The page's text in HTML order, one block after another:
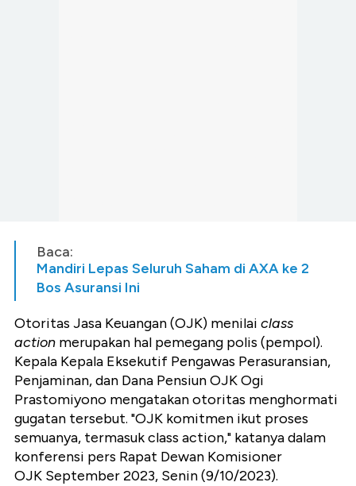
Baca:
Mandiri Lepas Seluruh Saham di AXA ke 2
Bos Asuransi Ini
Otoritas Jasa Keuangan (OJK) menilai class
action merupakan hal pemegang polis (pempol).
Kepala Kepala Eksekutif Pengawas Perasuransian,
Penjaminan, dan Dana Pensiun OJK Ogi
Prastomiyono mengatakan otoritas menghormati
gugatan tersebut. "OJK komitmen ikut proses
semuanya, termasuk class action," katanya dalam
konferensi pers Rapat Dewan Komisioner
OJK September 2023, Senin (9/10/2023).